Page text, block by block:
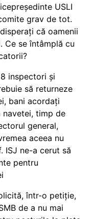
USLI
grav de tot.
că oamenii
Ce se întâmplă cu
inspectori și
să returneze
bani acordați
navetei, timp de
general,
aceea nu
ISJ ne-a cerut să
pentru
într-o petiție,
de a nu mai